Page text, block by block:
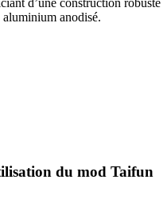
d’une construction robuste
anodisé.
du mod Taifun